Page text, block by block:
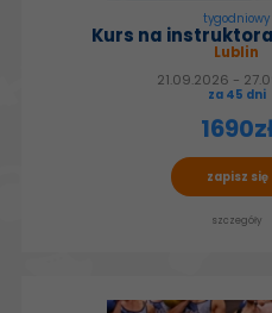
tygodniowy
Kurs na
Lublin
21.09.2026 -
za 45 dni
zapisz się
szczegóły